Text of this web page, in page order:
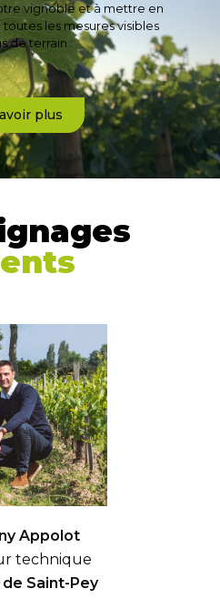
vignoble et à mettre en
les mesures visibles
de terrain :
plus
Appolot
technique
Saint-Pey